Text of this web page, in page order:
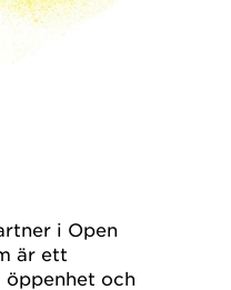
i Open
är ett
öppenhet och